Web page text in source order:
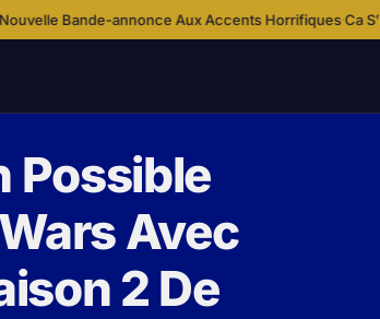
Aux Accents Horrifiques·Ca S’Est Passé Un…
Possible
Avec
2 De